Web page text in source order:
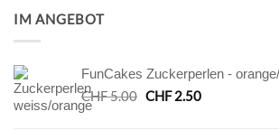
IM ANGEBOT
FunCakes Zuckerperlen -
CHF5.00 Ursprünglicher
CHF2.50Aktueller